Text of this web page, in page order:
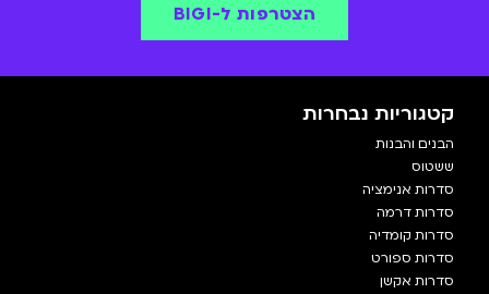
הצטרפות ל-BIGI
קטגוריות נבחרות
הבנים והבנות
ששטוס
סדרות אנימציה
סדרות דרמה
סדרות קומדיה
סדרות ספורט
סדרות אקשן